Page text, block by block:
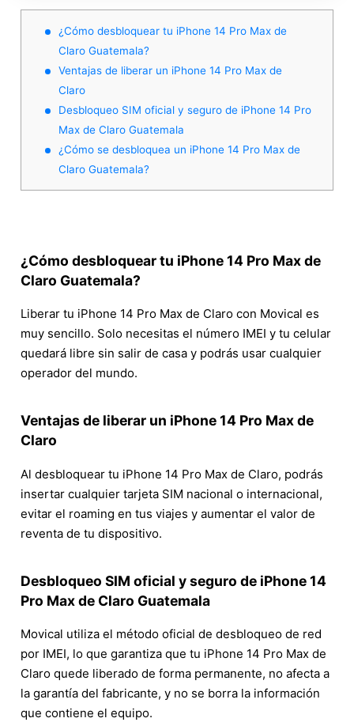
¿Cómo desbloquear tu iPhone 14 Pro Max de
Claro Guatemala?
Ventajas de liberar un iPhone 14 Pro Max de
Claro
Desbloqueo SIM oficial y seguro de iPhone 14 Pro
Max de Claro Guatemala
¿Cómo se desbloquea un iPhone 14 Pro Max de
Claro Guatemala?
¿Cómo desbloquear tu iPhone 14 Pro Max de
Claro Guatemala?
Liberar tu iPhone 14 Pro Max de Claro con Movical es
muy sencillo. Solo necesitas el número IMEI y tu celular
quedará libre sin salir de casa y podrás usar cualquier
operador del mundo.
Ventajas de liberar un iPhone 14 Pro Max de
Claro
Al desbloquear tu iPhone 14 Pro Max de Claro, podrás
insertar cualquier tarjeta SIM nacional o internacional,
evitar el roaming en tus viajes y aumentar el valor de
reventa de tu dispositivo.
Desbloqueo SIM oficial y seguro de iPhone 14
Pro Max de Claro Guatemala
Movical utiliza el método oficial de desbloqueo de red
por IMEI, lo que garantiza que tu iPhone 14 Pro Max de
Claro quede liberado de forma permanente, no afecta a
la garantía del fabricante, y no se borra la información
que contiene el equipo.